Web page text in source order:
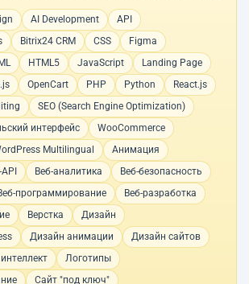
AI Development
API
Bitrix24 CRM CSS
Figma
HTML5 JavaScript
Landing Page
OpenCart PHP Python
React.js
SEO (Search Engine Optimization)
интерфейс
WooCommerce
Multilingual
Анимация
Веб-аналитика
Веб-безопасность
программирование
Веб-разработка
Верстка
Дизайн
Дизайн анимации
Дизайн сайтов
Логотипы
Сайт "под ключ"